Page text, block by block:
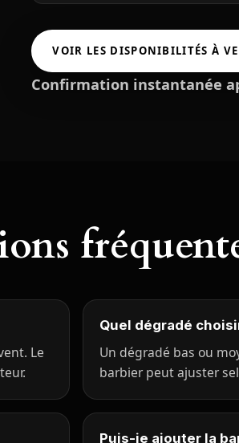
VOIR LES DISPONIBILITÉS À
Confirmation instantanée
Le
Quel dégradé
Un dégradé bas ou
barbier peut ajuster
Puis-je ajouter la